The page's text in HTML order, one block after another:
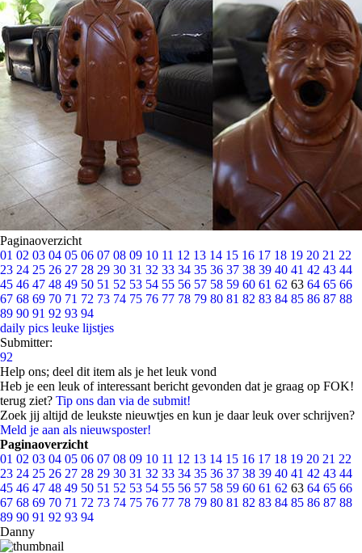
Paginaoverzicht
01 02 03 04 05 06 07 08 09 10 11 12 13 14 15 16 17 18 19 20 21 22
23 24 25 26 27 28 29 30 31 32 33 34 35 36 37 38 39 40 41 42 43 44
45 46 47 48 49 50 51 52 53 54 55 56 57 58 59 60 61 62 63 64 65 66
67 68 69 70 71 72 73 74 75 76 77 78 79 80 81 82 83 84 85 86 87 88
89 90 91 92 93 94
daily pics leuke lijstjes
Submitter:
92
Help ons; deel dit item als je het leuk vond
Heb je een leuk of interessant bericht gevonden dat je graag op FOK!
terug ziet? Tip ons dan via de submit!
Zoek jij altijd de leukste nieuwtjes en kun je daar leuk over schrijven?
Meld je aan als nieuwsposter!
Paginaoverzicht
01 02 03 04 05 06 07 08 09 10 11 12 13 14 15 16 17 18 19 20 21 22
23 24 25 26 27 28 29 30 31 32 33 34 35 36 37 38 39 40 41 42 43 44
45 46 47 48 49 50 51 52 53 54 55 56 57 58 59 60 61 62 63 64 65 66
67 68 69 70 71 72 73 74 75 76 77 78 79 80 81 82 83 84 85 86 87 88
89 90 91 92 93 94
Danny